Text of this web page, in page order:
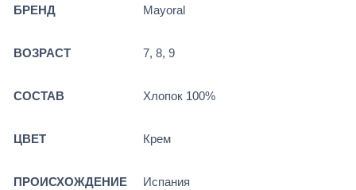
БРЕНД Mayoral
ВОЗРАСТ 7, 8, 9
СОСТАВ Хлопок 100%
ЦВЕТ Крем
ПРОИСХОЖДЕНИЕ Испания